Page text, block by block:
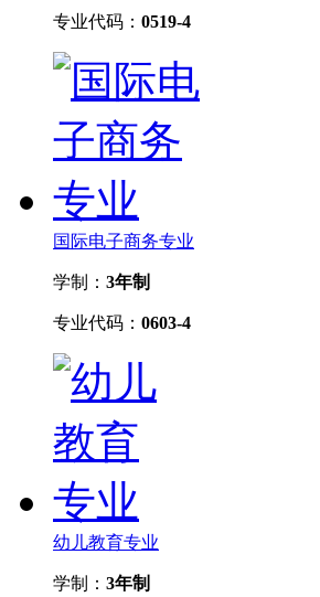
专业代码： 0519-4
国际电子商务专业
学制： 3年制
专业代码： 0603-4
幼儿教育专业
学制： 3年制